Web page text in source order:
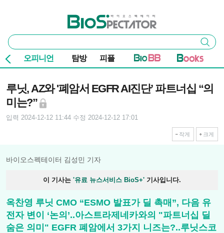
바이오스펙테이터
통
합
검
색
검색
오피니언 탐방 피플
루닛, AZ와 '폐암서 EGFR AI진단’ 파트너십 “의
미는?”
입력 2024-12-12 11:44 수정 2024-12-12 17:01
작게 크게
바이오스펙테이터 김성민 기자
이 기사는 '유료 뉴스서비스 BioS+' 기사입니다.
옥찬영 루닛 CMO “ESMO 발표가 딜 촉매”, 다음 유
전자 변이 ‘논의’..아스트라제네카와의 "파트너십 딜
숨은 의미" EGFR 폐암에서 3가지 니즈는?..루닛스코